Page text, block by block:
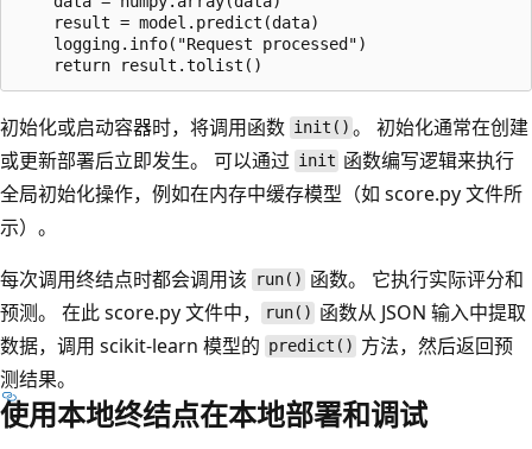
    result = model.predict(data)
    logging.info("Request processed")
初始化或启动容器时，将调用函数 init() 。 初始化通常在创建
或更新部署后立即发生。 可以通过 init 函数编写逻辑来执行
全局初始化操作，例如在内存中缓存模型（如 score.py文件所
示）。
每次调用终结点时都会调用该
run() 函数。 它执行实际评分和
预测。 在此 score.py文件中， run() 函数从 JSON 输入中提取
数据，调用 scikit-learn 模型的 predict() 方法，然后返回预
测结果。
使用本地终结点在本地部署和调试